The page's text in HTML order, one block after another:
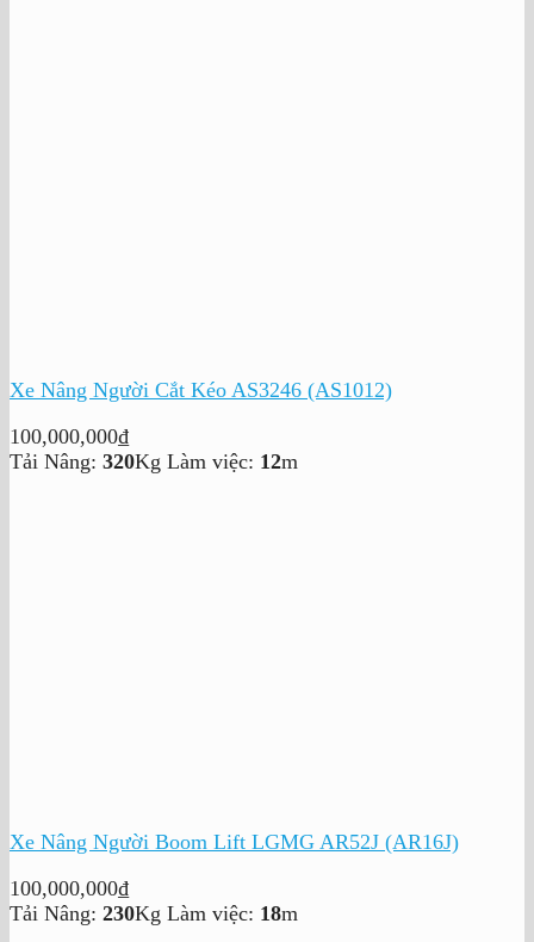
Xe Nâng Người Cắt Kéo AS3246 (AS1012)
100,000,000₫
Tải Nâng: 320Kg Làm việc: 12m
Xe Nâng Người Boom Lift LGMG AR52J (AR16J)
100,000,000₫
Tải Nâng: 230Kg Làm việc: 18m